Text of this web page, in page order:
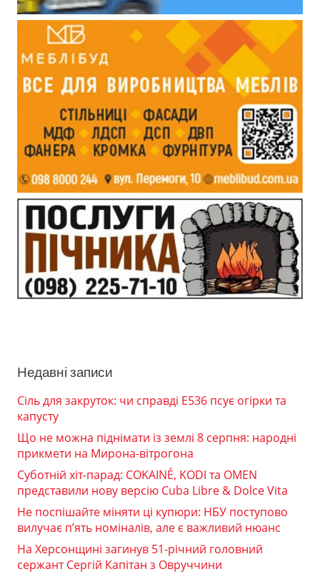
Недавні записи
Сіль для закруток: чи справді Е536 псує огірки та
капусту
Що не можна піднімати із землі 8 серпня: народні
прикмети на Мирона-вітрогона
Суботній хіт-парад: COKAINÉ, KODI та OMEN
представили нову версію Cuba Libre & Dolce Vita
Не поспішайте міняти ці купюри: НБУ поступово
вилучає п’ять номіналів, але є важливий нюанс
На Херсонщині загинув 51-річний головний
сержант Сергій Капітан з Овруччини